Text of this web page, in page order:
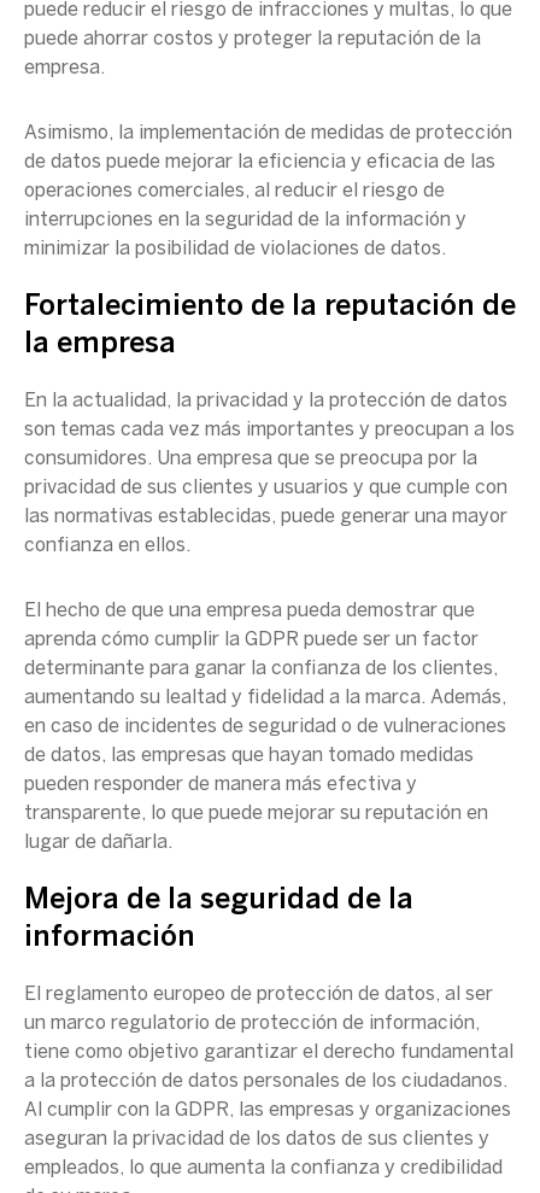
puede reducir el riesgo de infracciones y multas, lo que
puede ahorrar costos y proteger la reputación de la
empresa.
Asimismo, la implementación de medidas de protección
de datos puede mejorar la eficiencia y eficacia de las
operaciones comerciales, al reducir el riesgo de
interrupciones en la seguridad de la información y
minimizar la posibilidad de violaciones de datos.
Fortalecimiento de la reputación de
la empresa
En la actualidad, la privacidad y la protección de datos
son temas cada vez más importantes y preocupan a los
consumidores. Una empresa que se preocupa por la
privacidad de sus clientes y usuarios y que cumple con
las normativas establecidas, puede generar una mayor
confianza en ellos.
El hecho de que una empresa pueda demostrar que
aprenda cómo cumplir la GDPR puede ser un factor
determinante para ganar la confianza de los clientes,
aumentando su lealtad y fidelidad a la marca. Además,
en caso de incidentes de seguridad o de vulneraciones
de datos, las empresas que hayan tomado medidas
pueden responder de manera más efectiva y
transparente, lo que puede mejorar su reputación en
lugar de dañarla.
Mejora de la seguridad de la
información
El reglamento europeo de protección de datos, al ser
un marco regulatorio de protección de información,
tiene como objetivo garantizar el derecho fundamental
a la protección de datos personales de los ciudadanos.
Al cumplir con la GDPR, las empresas y organizaciones
aseguran la privacidad de los datos de sus clientes y
empleados, lo que aumenta la confianza y credibilidad